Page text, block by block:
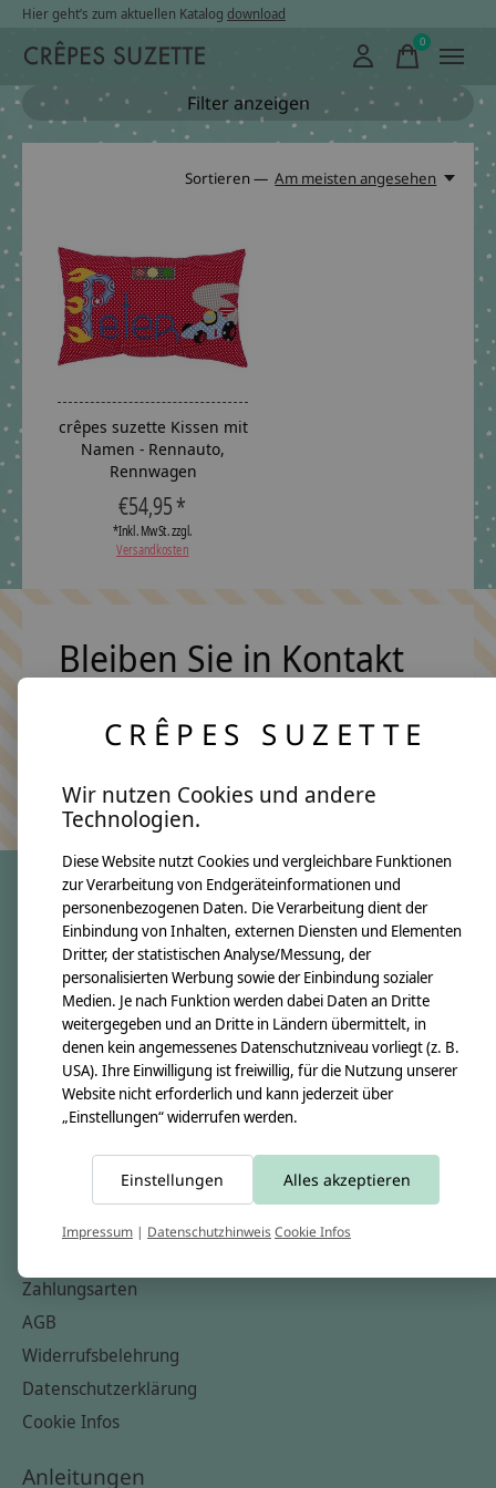
Hier geht’s zum aktuellen Katalog download
0items
Filter anzeigen
Sortieren — Am meisten angesehen
crêpes suzette Kissen mit
Namen - Rennauto,
Rennwagen
€54,95 *
*Inkl. MwSt. zzgl.
Versandkosten
Bleiben Sie in Kontakt
Keine Sorge, wir übertreiben es nicht
crêpes suzette
Über uns
Unsere Creppies
Nähkästchen
Unsere Stoffe
Impressum
Informationen
Kontakt
Zahlungsarten
AGB
Widerrufsbelehrung
Datenschutzerklärung
Cookie Infos
Anleitungen
CRÊPES SUZETTE
Wir nutzen Cookies und andere
Technologien.
Diese Website nutzt Cookies und vergleichbare Funktionen
zur Verarbeitung von Endgeräteinformationen und
personenbezogenen Daten. Die Verarbeitung dient der
Einbindung von Inhalten, externen Diensten und Elementen
Dritter, der statistischen Analyse/Messung, der
personalisierten Werbung sowie der Einbindung sozialer
Medien. Je nach Funktion werden dabei Daten an Dritte
weitergegeben und an Dritte in Ländern übermittelt, in
denen kein angemessenes Datenschutzniveau vorliegt (z. B.
USA). Ihre Einwilligung ist freiwillig, für die Nutzung unserer
Website nicht erforderlich und kann jederzeit über
„Einstellungen“ widerrufen werden.
Einstellungen Alles akzeptieren
Impressum | DatenschutzhinweisCookie Infos